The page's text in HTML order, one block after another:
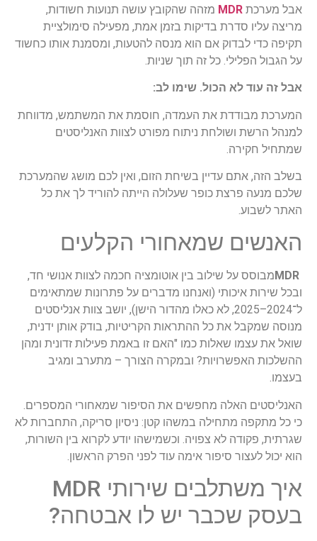
אבל מערכת MDR מזהה שהקובץ עושה תנועות חשודות,
מריצה עליו סדרת בדיקות בזמן אמת, מפעילה סימולציית
תקיפה כדי לבדוק אם הוא מנסה להטעות, ומסמנת אותו כחשוד
על הגבול הפלילי. כל זה תוך שניות.
אבל זה עוד לא הכול. שימו לב:
המערכת מבודדת את העמדה, חוסמת את המשתמש, מדווחת
למנהל הרשת ושולחת ניתוח מפורט לצוות האנליסטים
שמתחיל חקירה.
בשלב הזה, אתם עדיין בשיחת הזום, ואין לכם מושג שהמערכת
שלכם מנעה פרצת כופר שעלולה הייתה להוריד לך את כל
האתר לשבוע.
האנשים שמאחורי הקלעים
MDR מבוסס על שילוב בין אוטומציה חכמה לצוות אנושי חד,
ובכל שירות איכותי (ואנחנו מדברים על פתרונות שמתאימים
ל־2024–2025, לא כאלו מהדור הישן), יושב צוות אנליסטים
מנוסה שמקבל את כל ההתראות הקריטיות, בודק אותן ידנית,
שואל את עצמו שאלות כמו "האם זו באמת פעילות זדונית ומהן
ההשלכות האפשרויות? ובמקרה הצורך – מתערב ומגיב
בעצמו.
האנליסטים האלה מחפשים את הסיפור שמאחורי המספרים.
כי כל מתקפה מתחילה במשהו קטן: ניסיון סריקה, התחברות לא
שגרתית, פקודה לא צפויה. וכשמישהו יודע לקרוא בין השורות,
הוא יכול לעצור סיפור אימה עוד לפני הפרק הראשון.
איך משתלבים שירותי MDR
בעסק שכבר יש לו אבטחה?